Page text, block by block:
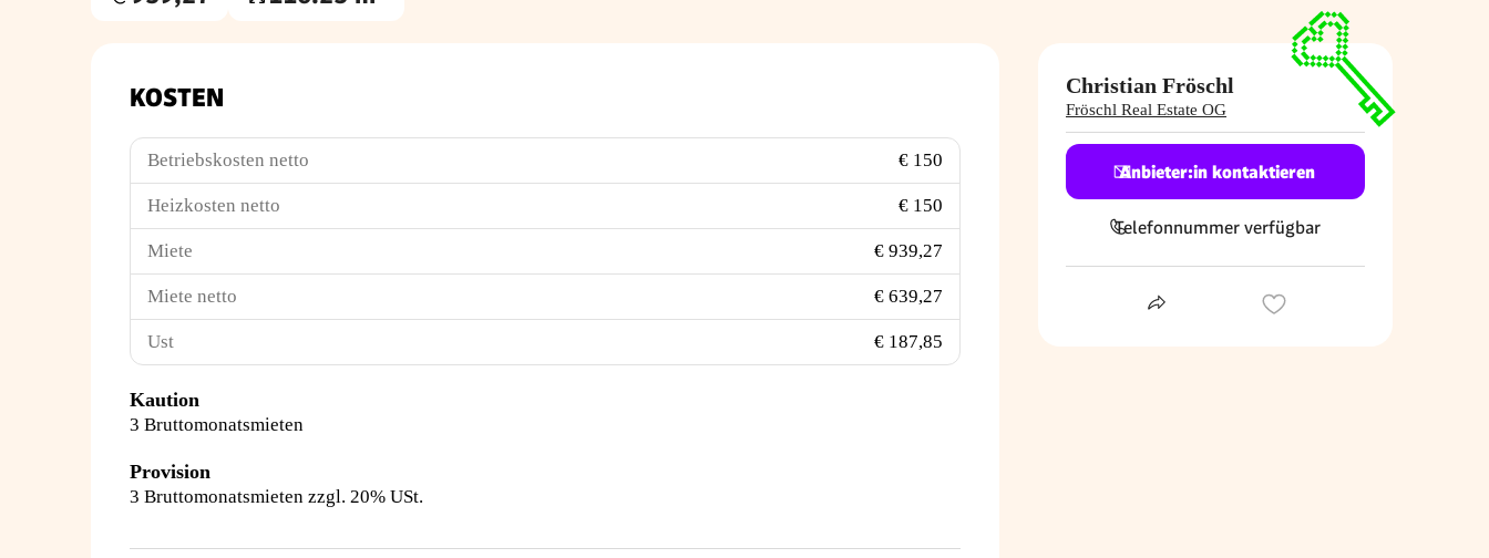
Gesamtmiete Nutzfläche
KOSTEN
Betriebskosten netto € 150
Heizkosten netto € 150
Miete € 939,27
Miete netto € 639,27
Ust € 187,85
Kaution
3 Bruttomonatsmieten
Provision
3 Bruttomonatsmieten zzgl. 20% USt.
Christian Fröschl
Fröschl Real Estate OG
Anbieter:in kontaktieren
Telefonnummer verfügbar